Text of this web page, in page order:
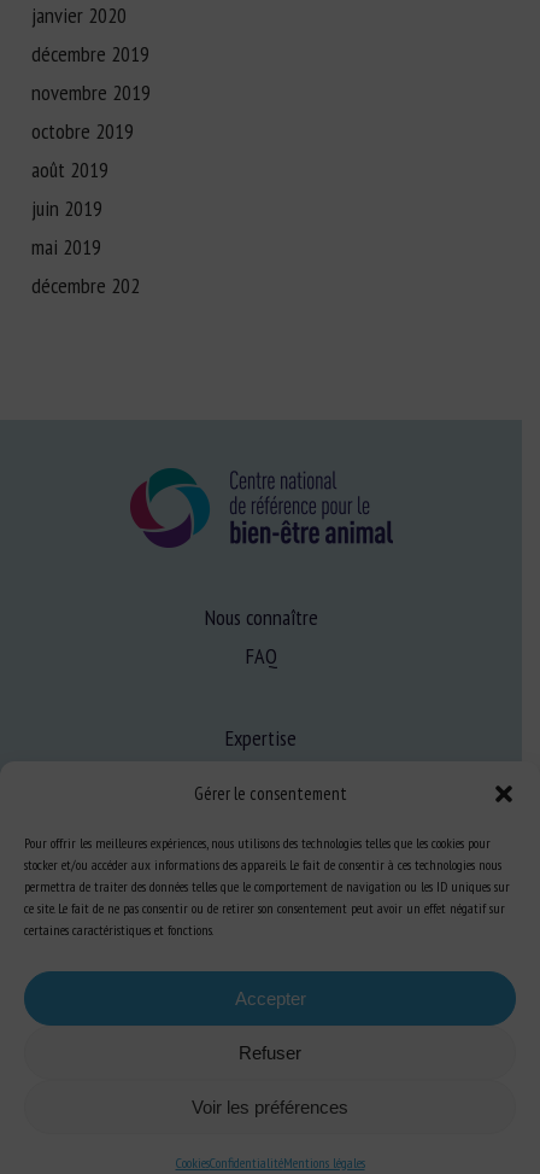
Gérer le consentement
Pour offrir les meilleures expériences, nous utilisons des technologies telles que les cookies pour
stocker et/ou accéder aux informations des appareils. Le fait de consentir à ces technologies nous
permettra de traiter des données telles que le comportement de navigation ou les ID uniques sur
ce site. Le fait de ne pas consentir ou de retirer son consentement peut avoir un effet négatif sur
certaines caractéristiques et fonctions.
Accepter
Refuser
Voir les préférences
CookiesConfidentialitéMentions légales
janvier 2020
décembre 2019
novembre 2019
octobre 2019
août 2019
juin 2019
mai 2019
décembre 202
Nous connaître
FAQ
Expertise
Ressources
Mentions Légales-Confidentialité-Cookies